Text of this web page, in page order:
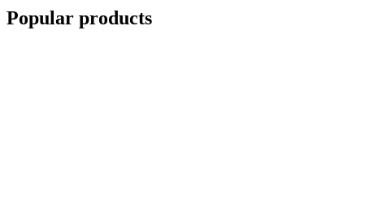
Popular products